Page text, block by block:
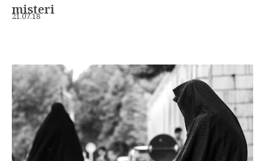
misteri
21.07.18